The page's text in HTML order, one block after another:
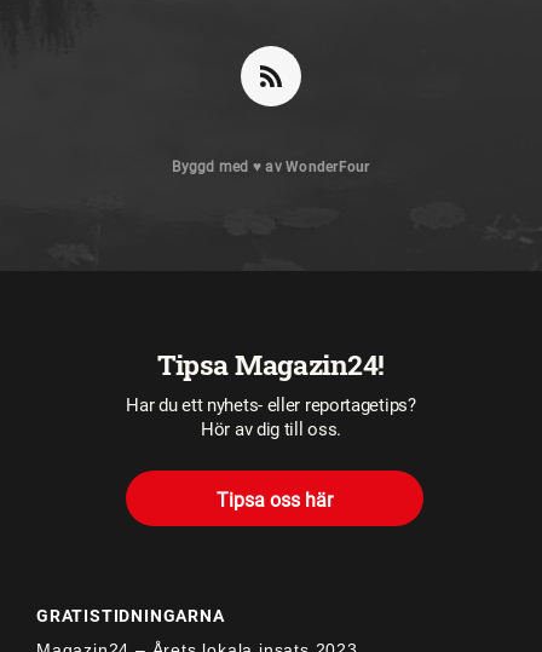
Byggd med ♥ avWonderFour
Tipsa Magazin24!
Har du ett nyhets- eller reportagetips?
Hör av dig till oss.
Tipsa oss här
GRATISTIDNINGARNA